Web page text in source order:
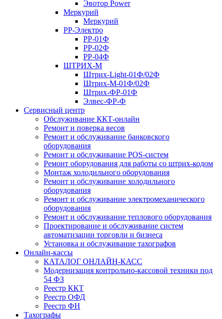
Эвотор Power
Меркурий
Меркурий
РР-Электро
РР-01Ф
РР-02Ф
РР-04Ф
ШТРИХ-М
Штрих-Light-01Ф/02Ф
Штрих-М-01Ф/02Ф
Штрих-ФР-01Ф
Элвес-ФР-Ф
Сервисный центр
Обслуживание ККТ-онлайн
Ремонт и поверка весов
Ремонт и обслуживание банковского
оборудования
Ремонт и обслуживание POS-систем
Ремонт оборудования для работы со штрих-кодом
Монтаж холодильного оборудования
Ремонт и обслуживание холодильного
оборудования
Ремонт и обслуживание электромеханического
оборудования
Ремонт и обслуживание теплового оборудования
Проектирование и обслуживание систем
автоматизации торговли и бизнеса
Установка и обслуживание тахографов
Онлайн-кассы
КАТАЛОГ ОНЛАЙН-КАСС
Модернизация контрольно-кассовой техники под
54 ФЗ
Реестр ККТ
Реестр ОФД
Реестр ФН
Тахографы